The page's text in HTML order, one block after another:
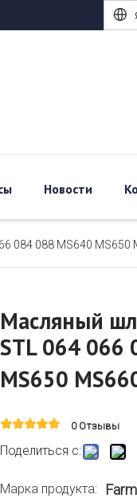
Новости
084 088 MS640 MS650
Масляный
STL 064 066
MS650
0 Отзывы
Поделиться с:
Марка продукта: